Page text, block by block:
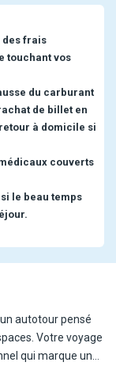
des frais
touchant vos
du carburant
de billet en
à domicile si
couverts
le beau temps
autotour pensé
Votre voyage
qui marque une